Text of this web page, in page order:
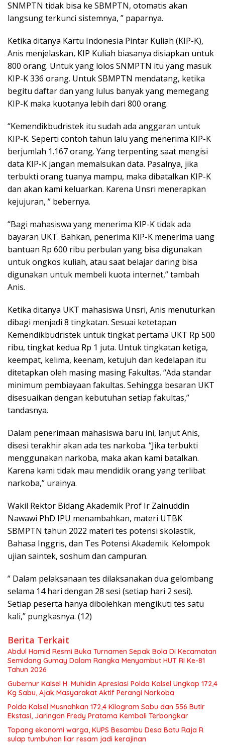
SNMPTN tidak bisa ke SBMPTN, otomatis akan
langsung terkunci sistemnya, ” paparnya.
Ketika ditanya Kartu Indonesia Pintar Kuliah (KIP-K),
Anis menjelaskan, KIP Kuliah biasanya disiapkan untuk
800 orang. Untuk yang lolos SNMPTN itu yang masuk
KIP-K 336 orang. Untuk SBMPTN mendatang, ketika
begitu daftar dan yang lulus banyak yang memegang
KIP-K maka kuotanya lebih dari 800 orang.
“Kemendikbudristek itu sudah ada anggaran untuk
KIP-K. Seperti contoh tahun lalu yang menerima KIP-K
berjumlah 1.167 orang. Yang terpenting saat mengisi
data KIP-K jangan memalsukan data. Pasalnya, jika
terbukti orang tuanya mampu, maka dibatalkan KIP-K
dan akan kami keluarkan. Karena Unsri menerapkan
kejujuran, ” bebernya.
“Bagi mahasiswa yang menerima KIP-K tidak ada
bayaran UKT. Bahkan, penerima KIP-K menerima uang
bantuan Rp 600 ribu perbulan yang bisa digunakan
untuk ongkos kuliah, atau saat belajar daring bisa
digunakan untuk membeli kuota internet,” tambah
Anis.
Ketika ditanya UKT mahasiswa Unsri, Anis menuturkan
dibagi menjadi 8 tingkatan. Sesuai ketetapan
Kemendikbudristek untuk tingkat pertama UKT Rp 500
ribu, tingkat kedua Rp 1 juta. Untuk tingkatan ketiga,
keempat, kelima, keenam, ketujuh dan kedelapan itu
ditetapkan oleh masing masing Fakultas. “Ada standar
minimum pembiayaan fakultas. Sehingga besaran UKT
disesuaikan dengan kebutuhan setiap fakultas,”
tandasnya.
Dalam penerimaan mahasiswa baru ini, lanjut Anis,
disesi terakhir akan ada tes narkoba. “Jika terbukti
menggunakan narkoba, maka akan kami batalkan.
Karena kami tidak mau mendidik orang yang terlibat
narkoba,” urainya.
Wakil Rektor Bidang Akademik Prof Ir Zainuddin
Nawawi PhD IPU menambahkan, materi UTBK
SBMPTN tahun 2022 materi tes potensi skolastik,
Bahasa Inggris, dan Tes Potensi Akademik. Kelompok
ujian saintek, soshum dan campuran.
” Dalam pelaksanaan tes dilaksanakan dua gelombang
selama 14 hari dengan 28 sesi (setiap hari 2 sesi).
Setiap peserta hanya dibolehkan mengikuti tes satu
kali,” pungkasnya. (12)
Berita Terkait
Abdul Hamid Resmi Buka Turnamen Sepak Bola Di Kecamatan
Semidang Gumay Dalam Rangka Menyambut HUT RI Ke-81
Tahun 2026
Gubernur Kalsel H. Muhidin Apresiasi Polda Kalsel Ungkap 172,4
Kg Sabu, Ajak Masyarakat Aktif Perangi Narkoba
Polda Kalsel Musnahkan 172,4 Kilogram Sabu dan 556 Butir
Ekstasi, Jaringan Fredy Pratama Kembali Terbongkar
Topang ekonomi warga, KUPS Besambu Desa Batu Raja R
sulap tumbuhan liar resam jadi kerajinan